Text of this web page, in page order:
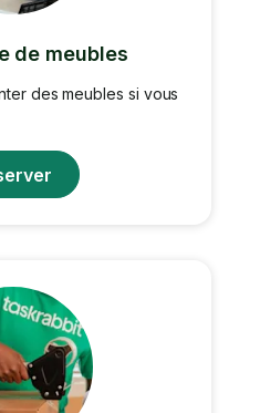
de meubles
des meubles si vous